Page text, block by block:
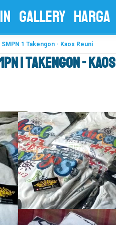
GALLERY HARGA
1 Takengon - Kaos Reuni
1 Takengon - Kaos